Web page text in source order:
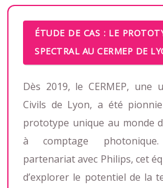
ÉTUDE DE CAS : LE
SPECTRAL AU CERMEP DE
Dès 2019, le CERMEP, une
Civils de Lyon, a été
prototype unique au monde
à comptage
partenariat avec Philips, cet
d’explorer le potentiel de la